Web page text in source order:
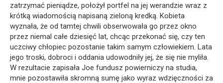
zatrzymać pieniądze, położył portfel na jej werandzie wraz z
krótką wiadomością napisaną zieloną kredką. Kobieta
wyznała, że od tamtej chwili obserwowała go przez okno
przez niemal całe dziesięć lat, chcąc przekonać się, czy ten
uczciwy chłopiec pozostanie takim samym człowiekiem. Lata
jego troski, dobroci i oddania udowodniły jej, że się nie myliła.
W rezultacie zapisała Joe fundusz powierniczy na studia,
mnie pozostawiła skromną sumę jako wyraz wdzięczności za